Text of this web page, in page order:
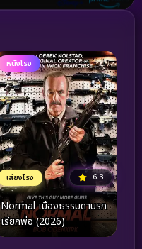
หนังโรง
เสียงโรง 6.3
Normal เมืองธรรมดานรก
เรียกพ่อ (2026)